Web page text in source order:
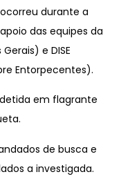
durante a
das equipes da
e DISE
Entorpecentes).
em flagrante
de busca e
a investigada.